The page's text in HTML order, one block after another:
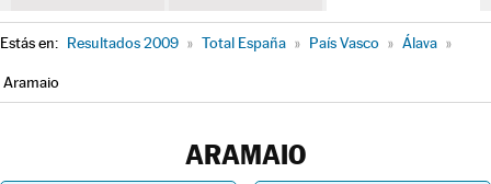
Estás en: Resultados 2009 » Total España » País Vasco » Álava »
Aramaio
ARAMAIO